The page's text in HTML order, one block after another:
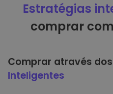
Estratégias
comprar
Comprar através dos
Inteligentes